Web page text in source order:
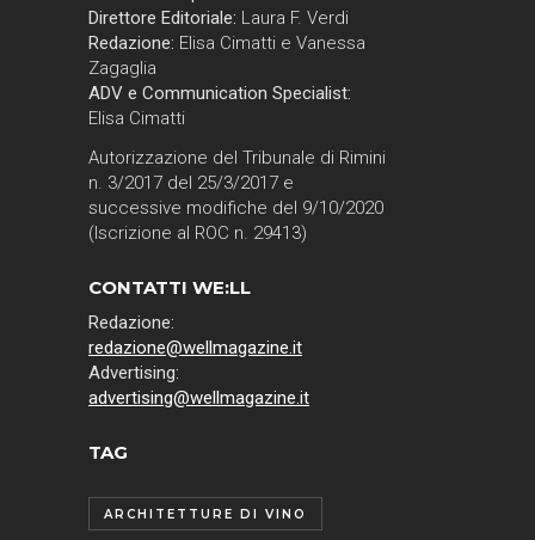
Direttore Editoriale: Laura F. Verdi
Redazione: Elisa Cimatti e Vanessa
Zagaglia
ADV e Communication Specialist:
Elisa Cimatti
Autorizzazione del Tribunale di Rimini
n. 3/2017 del 25/3/2017 e
successive modifiche del 9/10/2020
(Iscrizione al ROC n. 29413)
CONTATTI WE:LL
Redazione:
redazione@wellmagazine.it
Advertising:
advertising@wellmagazine.it
TAG
ARCHITETTURE DI VINO